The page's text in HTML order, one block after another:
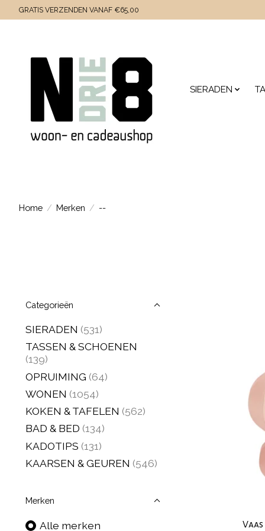
GRATIS VERZENDEN VANAF €65,00
SIERADEN
Home / Merken / --
Categorieën
SIERADEN (531)
TASSEN & SCHOENEN
(139)
OPRUIMING (64)
WONEN (1054)
KOKEN & TAFELEN (562)
BAD & BED (134)
KADOTIPS (131)
KAARSEN & GEUREN (546)
Merken
Alle merken